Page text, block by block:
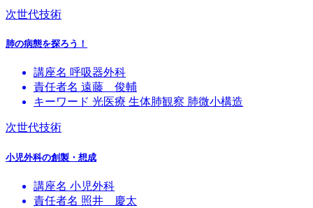
次世代技術
肺の病態を探ろう！
講座名 呼吸器外科
責任者名 遠藤 俊輔
キーワード 光医療 生体肺観察 肺微小構造
次世代技術
小児外科の創製・想成
講座名 小児外科
責任者名 照井 慶太